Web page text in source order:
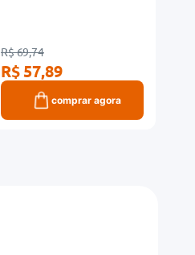
R$ 69,74
R$ 57,89
comprar agora